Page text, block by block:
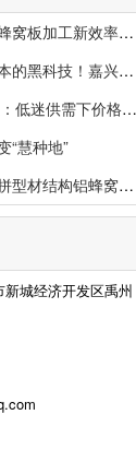
新效率提升行业竞争力
料的生物质蜂窝板专利申报引发热议
供需下价格或将下滑
“慧种地”
有用提升了装置功率和装置质量
城经济开发区禹州